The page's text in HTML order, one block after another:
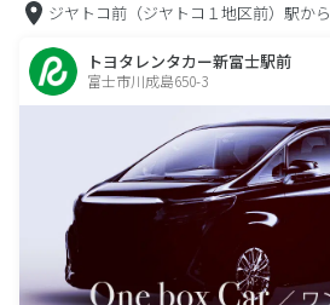
ジヤトコ前（ジヤトコ１地区前）駅から
トヨタレンタカー新富士駅前
富士市川成島650-3